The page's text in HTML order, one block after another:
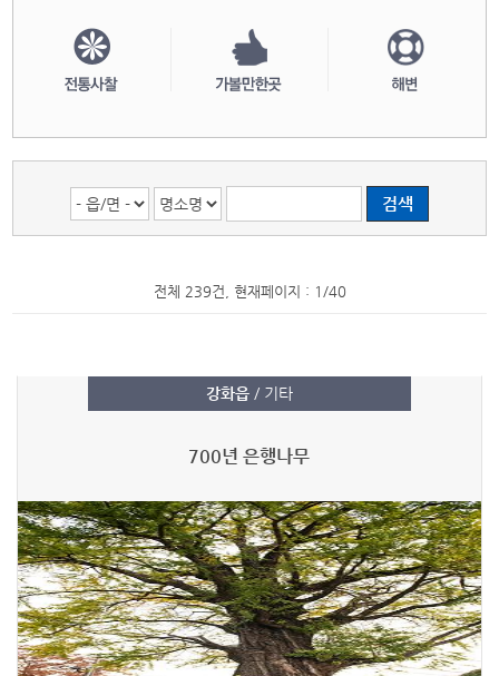
전체 239건, 현재페이지 : 1/40
강화읍/ 기타
700년 은행나무